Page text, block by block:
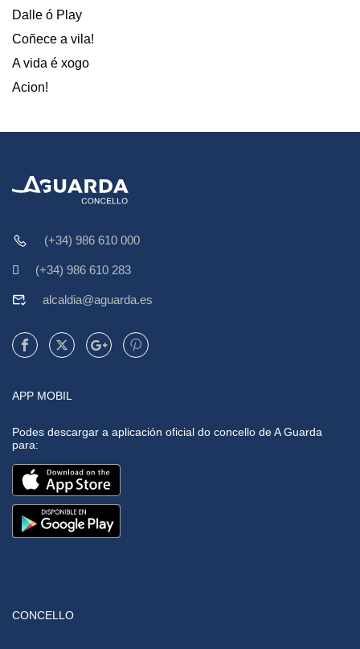
Dalle ó Play
Coñece a vila!
A vida é xogo
Acion!
(+34) 986 610 000
(+34) 986 610 283
alcaldia@aguarda.es
APP MOBIL
Podes descargar a aplicación oficial do concello de A Guarda
para:
CONCELLO